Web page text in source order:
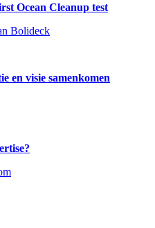
Ocean Cleanup test
en visie samenkomen